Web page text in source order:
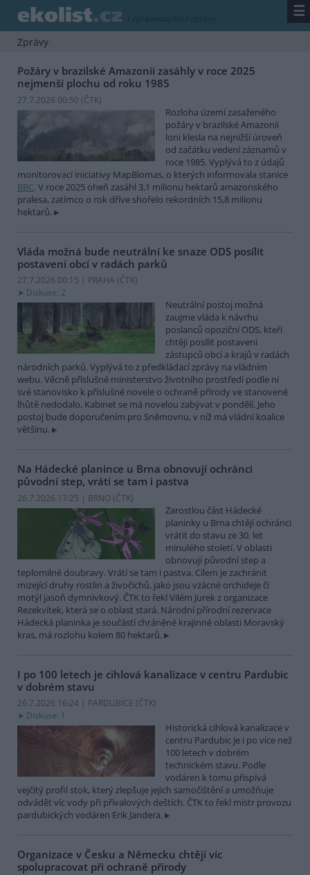
/ zpravodajství / zprávy ☰
Zprávy
Požáry v brazilské Amazonii zasáhly v roce 2025
nejmenší plochu od roku 1985
27.7.2026 00:50 (ČTK)
Rozloha území zasaženého
požáry v brazilské Amazonii
loni klesla na nejnižší úroveň
od začátku vedení záznamů v
roce 1985. Vyplývá to z údajů
monitorovací iniciativy MapBiomas, o kterých informovala stanice
BBC. V roce 2025 oheň zasáhl 3,1 milionu hektarů amazonského
pralesa, zatímco o rok dříve shořelo rekordních 15,8 milionu
hektarů.
Vláda možná bude neutrální ke snaze ODS posílit
postavení obcí v radách parků
27.7.2026 00:15 | PRAHA (ČTK)
Diskuse: 2
Neutrální postoj možná
zaujme vláda k návrhu
poslanců opoziční ODS, kteří
chtějí posílit postavení
zástupců obcí a krajů v radách
národních parků. Vyplývá to z předkládací zprávy na vládním
webu. Věcně příslušné ministerstvo životního prostředí podle ní
své stanovisko k příslušné novele o ochraně přírody ve stanovené
lhůtě nedodalo. Kabinet se má novelou zabývat v pondělí. Jeho
postoj bude doporučením pro Sněmovnu, v níž má vládní koalice
většinu.
Na Hádecké planince u Brna obnovují ochránci
původní step, vrátí se tam i pastva
26.7.2026 17:25 | BRNO (ČTK)
Zarostlou část Hádecké
planinky u Brna chtějí ochránci
vrátit do stavu ze 30. let
minulého století. V oblasti
obnovují původní step a
teplomilné doubravy. Vrátí se tam i pastva. Cílem je zachránit
mizející druhy rostlin a živočichů, jako jsou vzácné orchideje či
motýl jasoň dymnivkový. ČTK to řekl Vilém Jurek z organizace
Rezekvítek, která se o oblast stará. Národní přírodní rezervace
Hádecká planinka je součástí chráněné krajinné oblasti Moravský
kras, má rozlohu kolem 80 hektarů.
I po 100 letech je cihlová kanalizace v centru Pardubic
v dobrém stavu
26.7.2026 16:24 | PARDUBICE (ČTK)
Diskuse: 1
Historická cihlová kanalizace v
centru Pardubic je i po více než
100 letech v dobrém
technickém stavu. Podle
vodáren k tomu přispívá
vejčitý profil stok, který zlepšuje jejich samočištění a umožňuje
odvádět víc vody při přívalových deštích. ČTK to řekl mistr provozu
pardubických vodáren Erik Jandera.
Organizace v Česku a Německu chtějí víc
spolupracovat při ochraně přírody